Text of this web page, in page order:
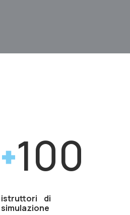
100
istruttori di
simulazione